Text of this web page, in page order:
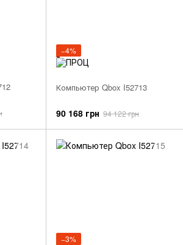
−4%
Компьютер Qbox I52713
90 168 грн 94 122 грн
−3%